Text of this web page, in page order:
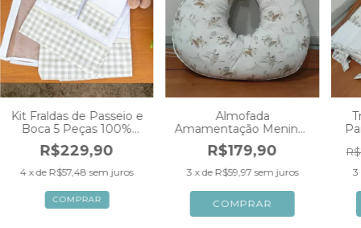
Kit Fraldas de Passeio e
Boca 5 Peças 100%
Algodao Premium
Varias Cores
R$229,90
4 x de R$57,48 sem juros
COMPRAR
Almofada
Amamentação Meninos
Ursinho Aviador Xadrez
Vichy
R$179,90
3 x de R$59,97 sem juros 3